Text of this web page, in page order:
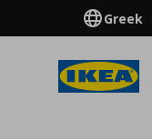
Greek